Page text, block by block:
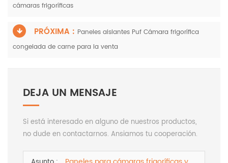
cámaras frigoríficas
PRÓXIMA : Paneles aislantes Puf Cámara frigorífica
congelada de carne para la venta
DEJA UN MENSAJE
Si está interesado en alguno de nuestros productos,
no dude en contactarnos. Ansiamos tu cooperación.